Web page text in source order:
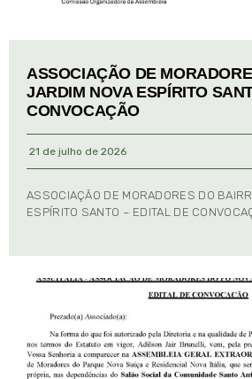
ASSOCIAÇÃO DE
JARDIM NOVA ESPÍRITO
CONVOCAÇÃO
21 de julho de 2026
ASSOCIAÇÃO DE MORADORES DO
ESPÍRITO SANTO – EDITAL DE